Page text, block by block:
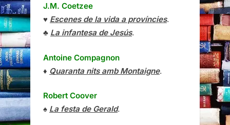
J.M. Coetzee
♥ Escenes de la vida a províncies.
♣ La infantesa de Jesús.
Antoine Compagnon
♦ Quaranta nits amb Montaigne.
Robert Coover
♠ La festa de Gerald.